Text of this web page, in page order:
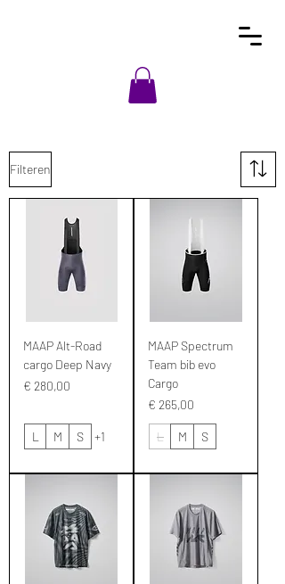
Filteren
MAAP Alt-Road
cargo Deep Navy
Prijs
€ 280,00
L M S +1
MAAP Spectrum
Team bib evo
Cargo
Prijs
€ 265,00
L M S